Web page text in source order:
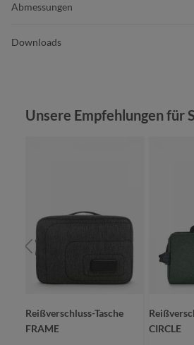
Abmessungen
Downloads
Produktgalerie überspringen
Unsere Empfehlungen für
Reißverschluss-Tasche
FRAME
CIRCLE